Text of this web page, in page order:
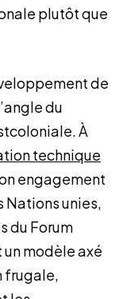
plutôt que
de
du
À
technique
engagement
Nations unies,
du Forum
modèle axé
frugale,